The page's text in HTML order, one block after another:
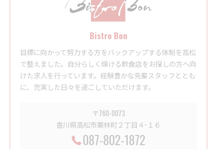
Bistro Bon
目標に向かって努力する方をバックアップする体制を高松
で整えました。自分らしく輝ける飲食店をお探しの方へ向
けた求人を行っています。経験豊かな先輩スタッフととも
に、充実した日々を過ごしていただけます。
〒760-0073
香川県高松市栗林町２丁目４−１６
087-802-1872